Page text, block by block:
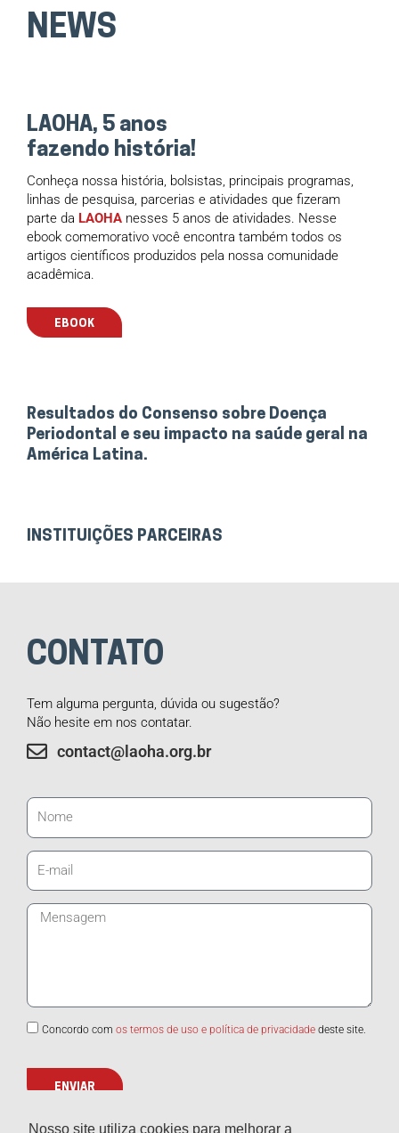
NEWS
LAOHA, 5 anos
fazendo história!
Conheça nossa história, bolsistas, principais programas,
linhas de pesquisa, parcerias e atividades que fizeram
parte da LAOHA nesses 5 anos de atividades. Nesse
ebook comemorativo você encontra também todos os
artigos científicos produzidos pela nossa comunidade
acadêmica.
EBOOK
Resultados do Consenso sobre Doença
Periodontal e seu impacto na saúde geral na
América Latina.
INSTITUIÇÕES PARCEIRAS
CONTATO
Tem alguma pergunta, dúvida ou sugestão?
Não hesite em nos contatar.
contact@laoha.org​.br
Nome
E-
mail
Mensagem
Concordo com os termos de uso e política de privacidade deste site.
ENVIAR
Nosso site utiliza cookies para melhorar a